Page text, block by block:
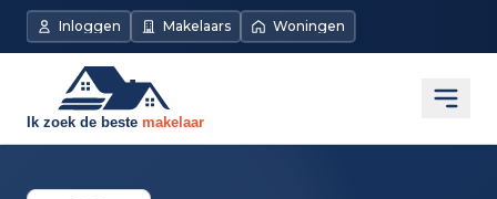
Direct naar de inhoud
Inloggen Makelaars Woningen